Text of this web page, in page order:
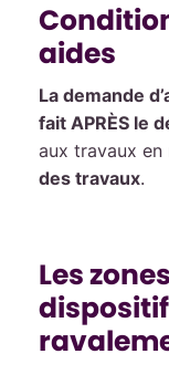
aides
La demande
fait APRÈS le
aux travaux en
des travaux.
Les